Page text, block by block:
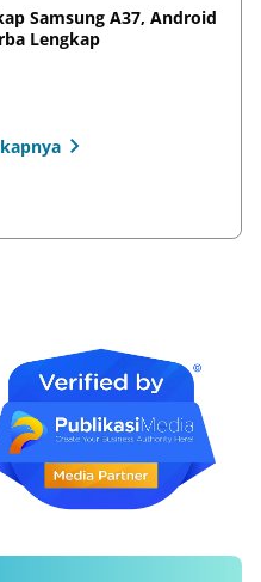
Samsung A37, Android
Lengkap